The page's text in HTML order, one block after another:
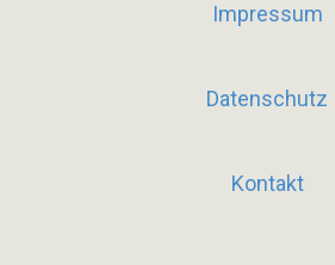
Impressum
Datenschutz
Kontakt